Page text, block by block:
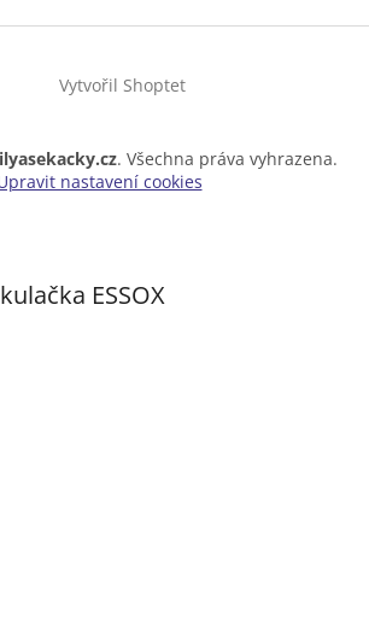
Vytvořil Shoptet
. Všechna práva vyhrazena.
nastavení cookies
ESSOX